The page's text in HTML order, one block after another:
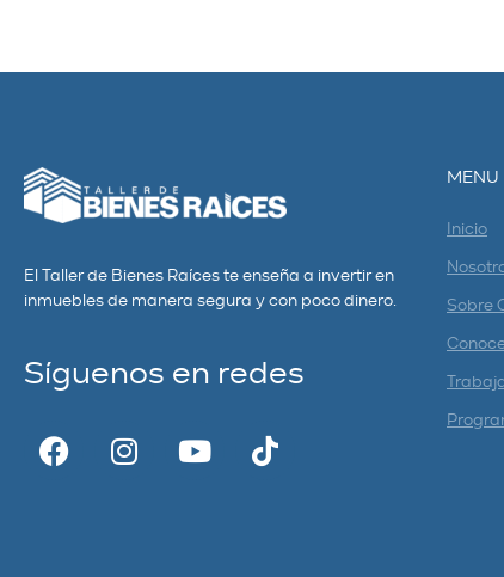
El Taller de Bienes Raíces te enseña a invertir en
inmuebles de manera segura y con poco dinero.
Síguenos en redes
MENU
Inicio
Sobre